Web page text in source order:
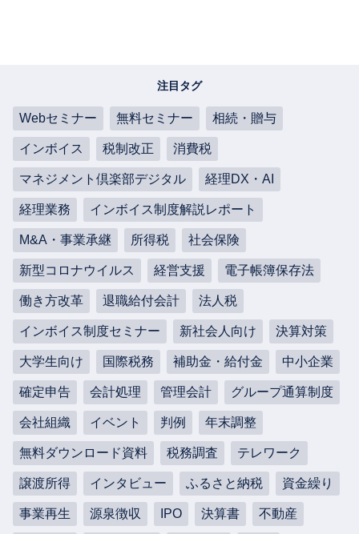
注目タグ
Webセミナー 無料セミナー 相続・贈与
インボイス 税制改正 消費税
マネジメント倶楽部デジタル 経理DX・AI
経理業務 インボイス制度解説レポート
M&A・事業承継 所得税 社会保険
新型コロナウイルス 経営支援 電子帳簿保存法
働き方改革 退職給付会計 法人税
インボイス制度セミナー 新社会人向け 決算対策
大学生向け 国際税務 補助金・給付金 中小企業
確定申告 会計処理 管理会計 グループ通算制度
会社組織 イベント 判例 年末調整
無料ダウンロード資料 税務調査 テレワーク
譲渡所得 インタビュー ふるさと納税 資金繰り
事業再生 源泉徴収 IPO 決算書 不動産